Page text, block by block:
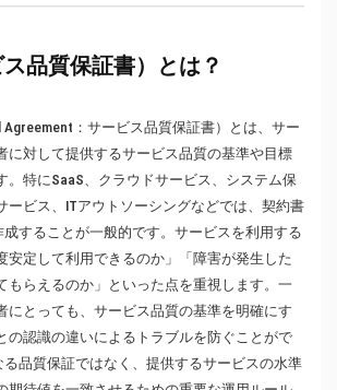
品質保証書）とは？
Agreement：サービス品質保証書）とは、サー
に対して提供するサービス品質の基準や目標
。特にSaaS、クラウドサービス、システム保
ービス、ITアウトソーシングなどでは、契約書
成することが一般的です。サービスを利用する
安定して利用できるのか」「障害が発生した
もらえるのか」といった点を重視します。一
にとっても、サービス品質の基準を明確にす
の認識の違いによるトラブルを防ぐことがで
る品質保証ではなく、提供するサービスの水準